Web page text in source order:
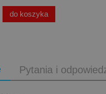
do koszyka
Pytania i